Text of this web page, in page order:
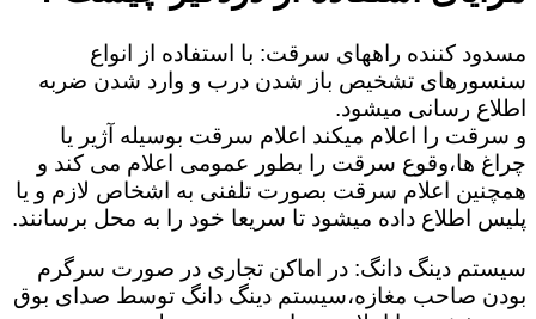
مسدود کننده راههای سرقت: با استفاده از انواع
سنسورهای تشخیص باز شدن درب و وارد شدن ضربه
اطلاع رسانی میشود.
و سرقت را اعلام میکند اعلام سرقت بوسیله آژیر یا
چراغ ها،وقوع سرقت را بطور عمومی اعلام می کند و
همچنین اعلام سرقت بصورت تلفنی به اشخاص لازم و یا
پلیس اطلاع داده میشود تا سریعا خود را به محل برسانند.
سیستم دینگ دانگ: در اماکن تجاری در صورت سرگرم
بودن صاحب مغازه،سیستم دینگ دانگ توسط صدای بوق